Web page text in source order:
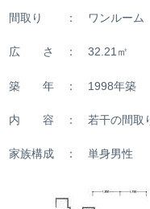
間取り ： ワンルーム
広 さ ： 32.21㎡
築 年 ： 1998年築
内 容 ： 若干の間取り
家族構成 ： 単身男性